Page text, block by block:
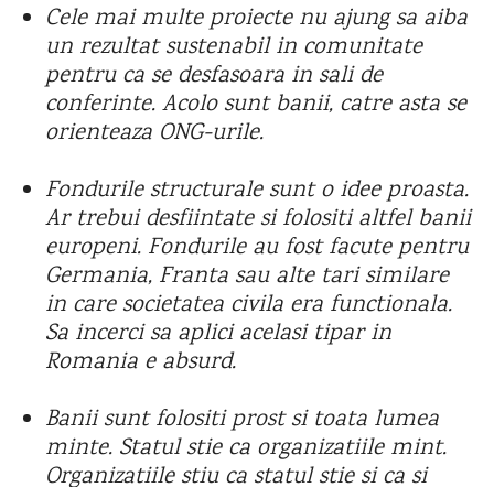
Cele mai multe proiecte nu ajung sa aiba
un rezultat sustenabil in comunitate
pentru ca se desfasoara in sali de
conferinte. Acolo sunt banii, catre asta se
orienteaza ONG-urile.
Fondurile structurale sunt o idee proasta.
Ar trebui desfiintate si folositi altfel banii
europeni. Fondurile au fost facute pentru
Germania, Franta sau alte tari similare
in care societatea civila era functionala.
Sa incerci sa aplici acelasi tipar in
Romania e absurd.
Banii sunt folositi prost si toata lumea
minte. Statul stie ca organizatiile mint.
Organizatiile stiu ca statul stie si ca si